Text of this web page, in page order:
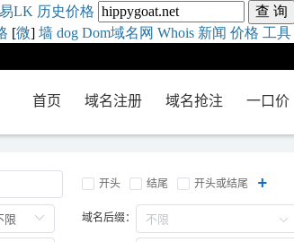
易LK 历史价格
[微] 墙 dog Dom域名网 Whois 新闻 价格 工具